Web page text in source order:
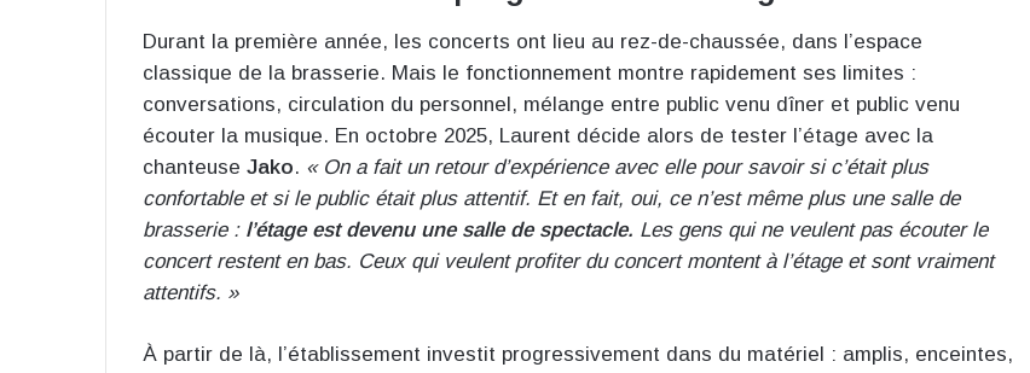
Durant la première année, les concerts ont lieu au rez-de-chaussée, dans l’espace
classique de la brasserie. Mais le fonctionnement montre rapidement ses limites :
conversations, circulation du personnel, mélange entre public venu dîner et public venu
écouter la musique. En octobre 2025, Laurent décide alors de tester l’étage avec la
chanteuse Jako. « On a fait un retour d’expérience avec elle pour savoir si c’était plus
confortable et si le public était plus attentif. Et en fait, oui, ce n’est même plus une salle de
brasserie :l’étage est devenu une salle de spectacle. Les gens qui ne veulent pas écouter le
concert restent en bas. Ceux qui veulent profiter du concert montent à l’étage et sont vraiment
attentifs. »
À partir de là, l’établissement investit progressivement dans du matériel : amplis, enceintes,